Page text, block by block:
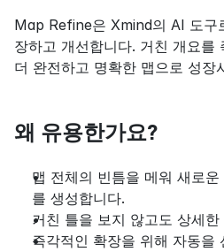
Map Refine은 Xmind의 AI 도구
장하고 개선합니다. 거친 개요를
더 완전하고 명확한 맵으로 성장
왜 유용한가요?
맵 전체의 빈틈을 메워 새로
를 생성합니다.
거친 틀을 보지 않고도 상세
즉각적인 확장을 위해 자동을